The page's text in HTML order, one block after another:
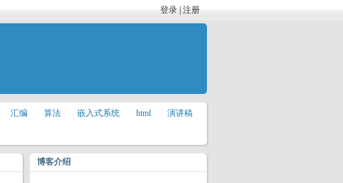
登录 注册
汇编 算法 嵌入式系统 html 演讲稿
博客介绍